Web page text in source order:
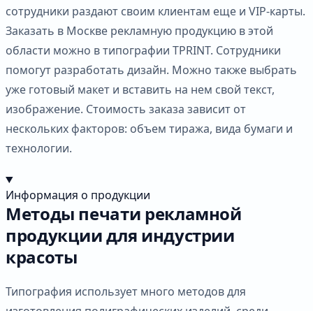
сотрудники раздают своим клиентам еще и VIP-карты.
Заказать в Москве рекламную продукцию в этой
области можно в типографии TPRINT. Сотрудники
помогут разработать дизайн. Можно также выбрать
уже готовый макет и вставить на нем свой текст,
изображение. Стоимость заказа зависит от
нескольких факторов: объем тиража, вида бумаги и
технологии.
Информация о продукции
Методы печати рекламной
продукции для индустрии
красоты
Типография использует много методов для